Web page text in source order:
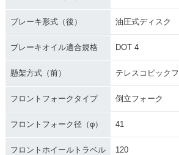
ブレーキ形式（後） 油圧式ディスク
ブレーキオイル適合規格 DOT 4
懸架方式（前） テレスコピック
フロントフォークタイプ 倒立フォーク
フロントフォーク径（φ） 41
フロントホイールトラベル
120